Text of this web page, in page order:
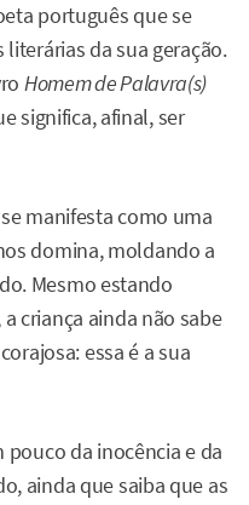
português que se
da sua geração.
Homem de Palavra(s)
significa, afinal, ser
manifesta como uma
domina, moldando a
Mesmo estando
criança ainda não sabe
essa é a sua
da inocência e da
ainda que saiba que as